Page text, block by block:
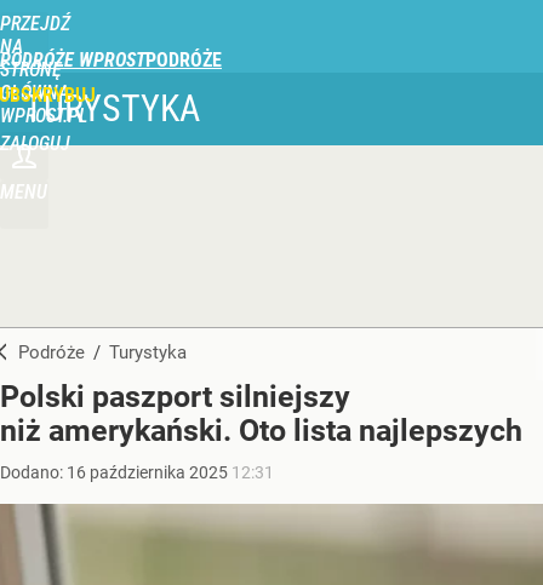
PRZEJDŹ
NA
STRONĘ
GŁÓWNĄ
WPROST.PL
PODRÓŻE WPROST
ZALOGUJ
MENU
TURYSTYKA
Podróże / Turystyka
Polski paszport silniejszy
niż amerykański. Oto lista najlepszych
Dodano: 16 października 2025 12:31